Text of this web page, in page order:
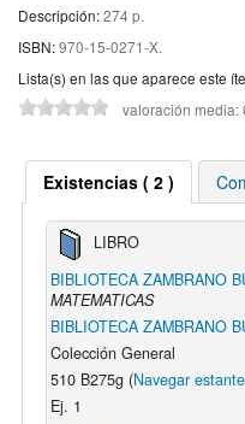
Descripción:274 p.
ISBN:970-15-0271-X.
Lista(s) en las que aparece este
valoración media:
Existencias ( 2 )
LIBRO
BIBLIOTECA ZAMBRANO
MATEMATICAS
BIBLIOTECA ZAMBRANO
Colección General
510 B275g (Navegar
Ej. 1